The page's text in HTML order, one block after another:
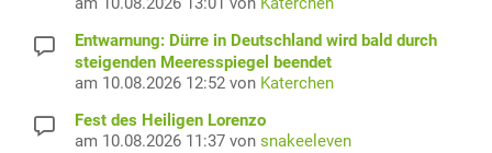
Entwarnung: Dürre in Deutschland wird bald durch
steigenden Meeresspiegel beendet
am 10.08.2026 12:52 von Katerchen
Fest des Heiligen Lorenzo
am 10.08.2026 11:37 von snakeeleven